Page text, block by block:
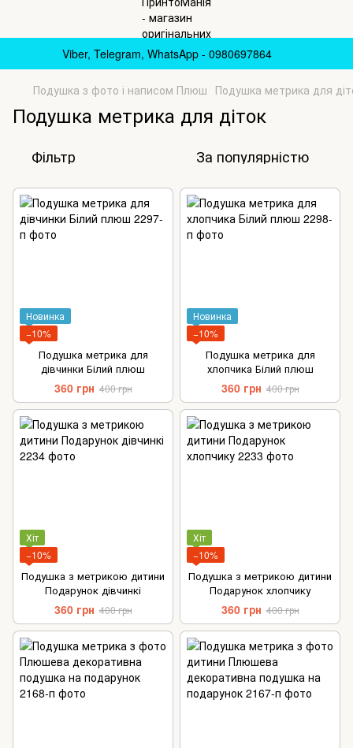
Viber, Telegram, WhatsApp - 0980697864
Подушка з фото і написом Плюш Подушка метрика для
Подушка метрика для діток
Фільтр За популярністю
Новинка
−10%
Подушка метрика для
дівчинки Білий плюш
360 грн 400 грн
Новинка
−10%
Подушка метрика для
хлопчика Білий плюш
360 грн 400 грн
Хіт
−10%
Подушка з метрикою дитини
Подарунок дівчинкі
360 грн 400 грн
Хіт
−10%
Подушка з метрикою дитини
Подарунок хлопчику
360 грн 400 грн